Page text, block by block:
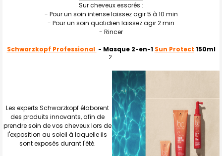
Sur cheveux essorés :
- Pour un soin intense laissez agir 5 à 10 min
- Pour un soin quotidien laissez agir 2 min
- Rincer
Schwarzkopf Professional - Masque 2-en-1 Sun Protect 150ml
Les experts Schwarzkopf élaborent
des produits innovants, afin de
prendre soin de vos cheveux lors de
l'exposition au soleil à laquelle ils
sont exposés durant l'été.